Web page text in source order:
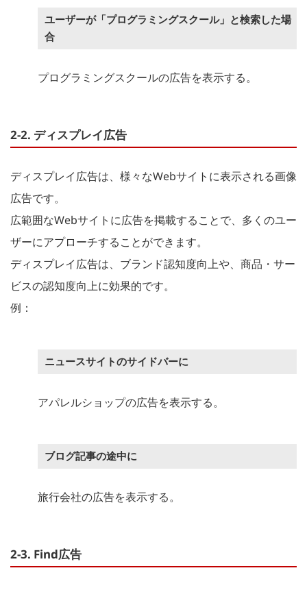
ユーザーが「プログラミングスクール」と検索した場
合
プログラミングスクールの広告を表示する。
2-2. ディスプレイ広告
ディスプレイ広告は、様々なWebサイトに表示される画像
広告です。
広範囲なWebサイトに広告を掲載することで、多くのユー
ザーにアプローチすることができます。
ディスプレイ広告は、ブランド認知度向上や、商品・サー
ビスの認知度向上に効果的です。
例：
ニュースサイトのサイドバーに
アパレルショップの広告を表示する。
ブログ記事の途中に
旅行会社の広告を表示する。
2-3. Find広告